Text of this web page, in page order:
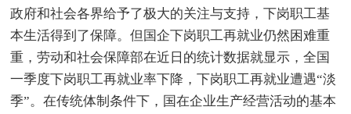
政府和社会各界给予了极大的关注与支持，下岗职工基
本生活得到了保障。但国企下岗职工再就业仍然困难重
重，劳动和社会保障部在近日的统计数据就显示，全国
一季度下岗职工再就业率下降，下岗职工再就业遭遇“淡
季”。在传统体制条件下，国在企业生产经营活动的基本